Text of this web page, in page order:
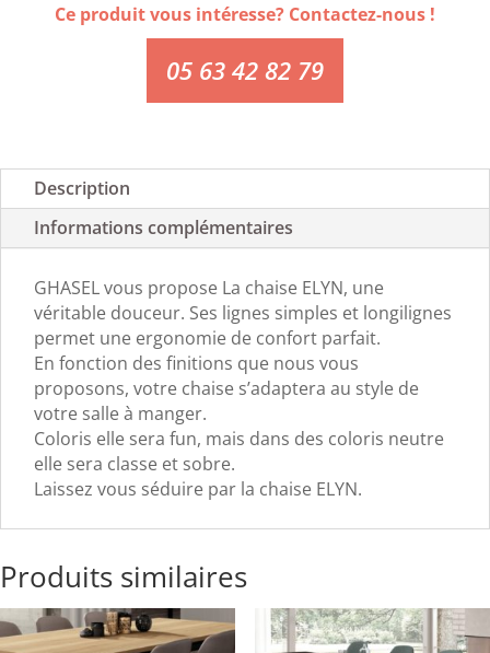
Ce produit vous intéresse? Contactez-nous !
05 63 42 82 79
Description
Informations complémentaires
GHASEL vous propose La chaise ELYN, une
véritable douceur. Ses lignes simples et longilignes
permet une ergonomie de confort parfait.
En fonction des finitions que nous vous
proposons, votre chaise s’adaptera au style de
votre salle à manger.
Coloris elle sera fun, mais dans des coloris neutre
elle sera classe et sobre.
Laissez vous séduire par la chaise ELYN.
Produits similaires